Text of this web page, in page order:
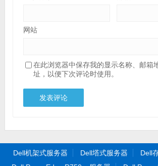
网站
在此浏览器中保存我的显示名称、邮箱
址，以便下次评论时使用。
Dell机架式服务器 Dell塔式服务器 Dell